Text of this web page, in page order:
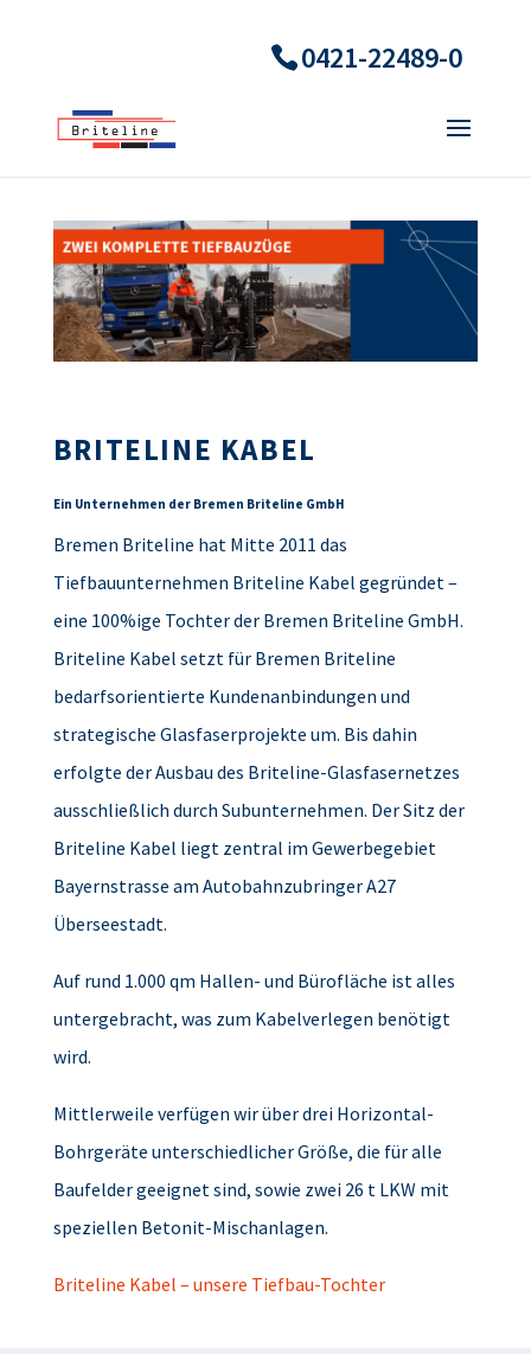
0421-22489-0
BRITELINE KABEL
Ein Unternehmen der Bremen Briteline GmbH
Bremen Briteline hat Mitte 2011 das
Tiefbauunternehmen Briteline Kabel gegründet –
eine 100%ige Tochter der Bremen Briteline GmbH.
Briteline Kabel setzt für Bremen Briteline
bedarfsorientierte Kundenanbindungen und
strategische Glasfaserprojekte um. Bis dahin
erfolgte der Ausbau des Briteline-Glasfasernetzes
ausschließlich durch Subunternehmen. Der Sitz der
Briteline Kabel liegt zentral im Gewerbegebiet
Bayernstrasse am Autobahnzubringer A27
Überseestadt.
Auf rund 1.000 qm Hallen- und Bürofläche ist alles
untergebracht, was zum Kabelverlegen benötigt
wird.
Mittlerweile verfügen wir über drei Horizontal-
Bohrgeräte unterschiedlicher Größe, die für alle
Baufelder geeignet sind, sowie zwei 26 t LKW mit
speziellen Betonit-Mischanlagen.
Briteline Kabel – unsere Tiefbau-Tochter